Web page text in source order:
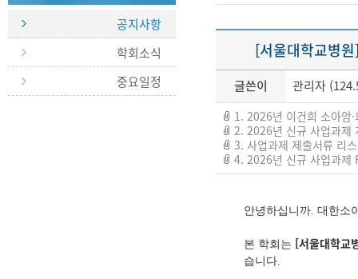
공지사항
학회소식
중요일정
[서울대학교병
글쓴이 관리자
1. 2026년 이건희 소아암
2. 2026년 신규 사업과
3. 사업과제 제출서류 리
4. 2026년 신규 사업과
안녕하십니까. 대한소
본 학회는 [서울대학교
습니다.